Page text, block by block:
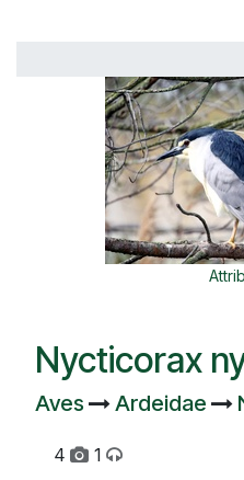
Nycticorax
Aves Ardeidae
4 1